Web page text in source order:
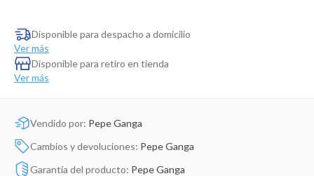
Disponible para despacho a domicilio
Ver más
Disponible para retiro en tienda
Ver más
Vendido por: Pepe Ganga
Cambios y devoluciones: Pepe Ganga
Garantía del producto: Pepe Ganga
Dinosaurio Juguete